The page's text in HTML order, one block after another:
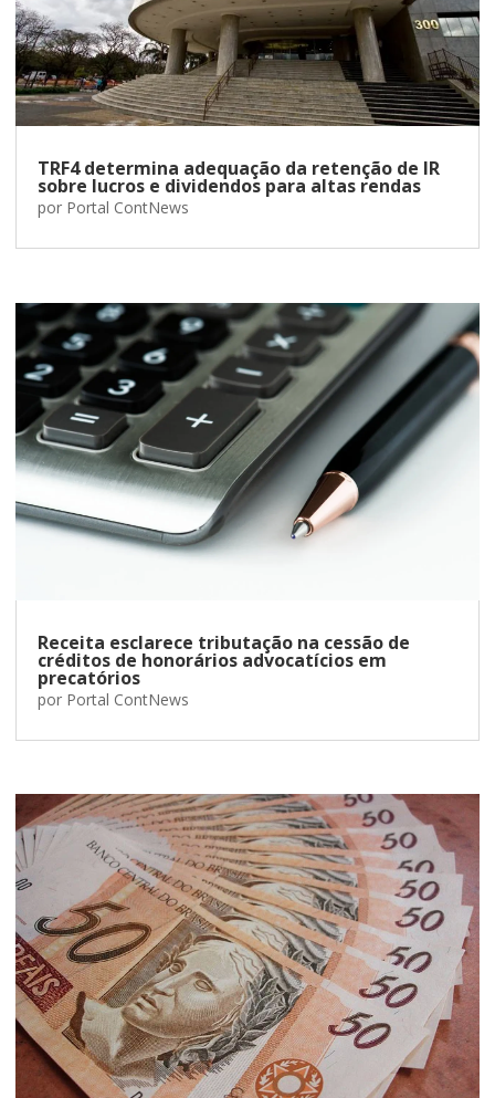
TRF4 determina adequação da retenção de IR
sobre lucros e dividendos para altas rendas
por Portal ContNews
Receita esclarece tributação na cessão de
créditos de honorários advocatícios em
precatórios
por Portal ContNews